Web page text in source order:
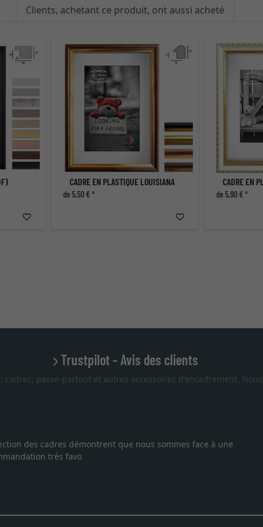
Clients, achetant ce produit, ont aussi acheté
CADRE EN PLASTIQUE LOUISIANA
de 5,50 € *
CADRE EN
de 5,90 € *
Trustpilot - Avis des clients
passe-partout et autres accessoires d'encadrement.
des cadres démontrent que nous sommes face à une
très favo